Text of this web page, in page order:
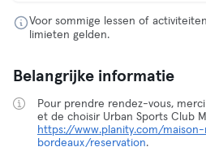
Voor sommige lessen of
limieten gelden.
Belangrijke informatie
Pour prendre rendez-vous,
et de choisir Urban Sports Club
https://www.planity.com/
bordeaux/reservation.